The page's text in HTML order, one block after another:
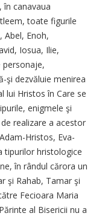
în canavaua
toate figurile
Enoh,
Iosua, Ilie,
şi dezvăluie menirea
lui Hristos în Care se
enigmele şi
realizare a acestor
Hristos, Eva-
tipurilor hristologice
în rândul cărora un
şi Rahab, Tamar şi
Fecioara Maria
al Bisericii nu a